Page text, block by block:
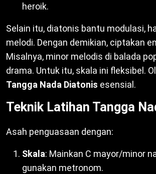
heroik.
Selain itu, diatonis bantu modulasi,
melodi. Dengan demikian, ciptakan
Misalnya, minor melodis di balada
drama. Untuk itu, skala ini fleksibel.
Tangga Nada Diatonis esensial.
Teknik Latihan Tangga
Asah penguasaan dengan:
Skala: Mainkan C mayor/minor
gunakan metronom.